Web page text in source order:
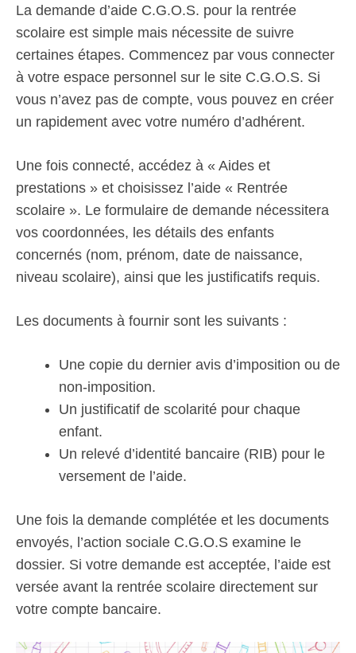
La demande d’aide C.G.O.S. pour la rentrée
scolaire est simple mais nécessite de suivre
certaines étapes. Commencez par vous connecter
à votre espace personnel sur le site C.G.O.S. Si
vous n’avez pas de compte, vous pouvez en créer
un rapidement avec votre numéro d’adhérent.
Une fois connecté, accédez à « Aides et
prestations » et choisissez l’aide « Rentrée
scolaire ». Le formulaire de demande nécessitera
vos coordonnées, les détails des enfants
concernés (nom, prénom, date de naissance,
niveau scolaire), ainsi que les justificatifs requis.
Les documents à fournir sont les suivants :
Une copie du dernier avis d’imposition ou de
non-imposition.
Un justificatif de scolarité pour chaque
enfant.
Un relevé d’identité bancaire (RIB) pour le
versement de l’aide.
Une fois la demande complétée et les documents
envoyés, l’action sociale C.G.O.S examine le
dossier. Si votre demande est acceptée, l’aide est
versée avant la rentrée scolaire directement sur
votre compte bancaire.